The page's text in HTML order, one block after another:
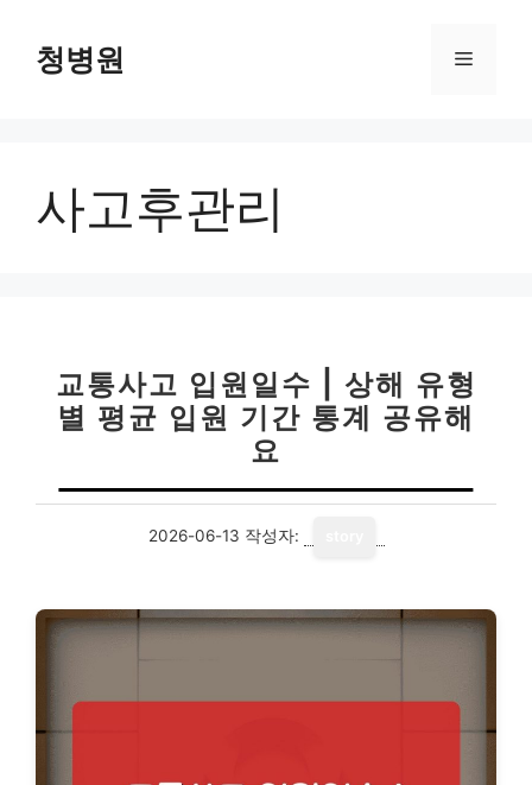
청병원 메
사고후관리
교통사고 입원일수 | 상해 유형
별 평균 입원 기간 통계 공유해
요
2026-06-13 작성자: